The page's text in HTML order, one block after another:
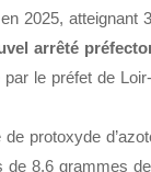
2025, atteignant
arrêté
le préfet de
protoxyde
de 8,6 grammes